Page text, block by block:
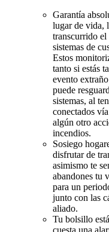
Garantía
lugar de vida,
transcurrido
sistemas de
Estos
tanto si estás
evento
puede
sistemas, al
conectados
algún otro
incendios.
Sosiego
disfrutar de
asimismo te
abandones tu
para un
junto con las
aliado.
Tu bolsillo
cuesta una